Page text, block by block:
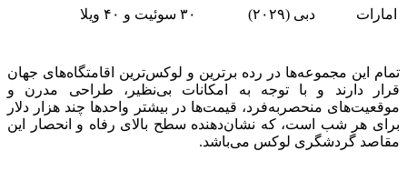
امارات دبی (۲۰۲۹) ۳۰ سوئیت و ۴۰ ویلا
تمام این مجموعه‌ها در رده برترین و لوکس‌ترین اقامتگاه‌های جهان
قرار دارند و با توجه به امکانات بی‌نظیر، طراحی مدرن و
موقعیت‌های منحصربه‌فرد، قیمت‌ها در بیشتر واحدها چند هزار دلار
برای هر شب است، که نشان‌دهنده سطح بالای رفاه و انحصار این
مقاصد گردشگری لوکس می‌باشد.